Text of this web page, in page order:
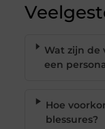
Wat zijn de
een
Hoe
blessures?